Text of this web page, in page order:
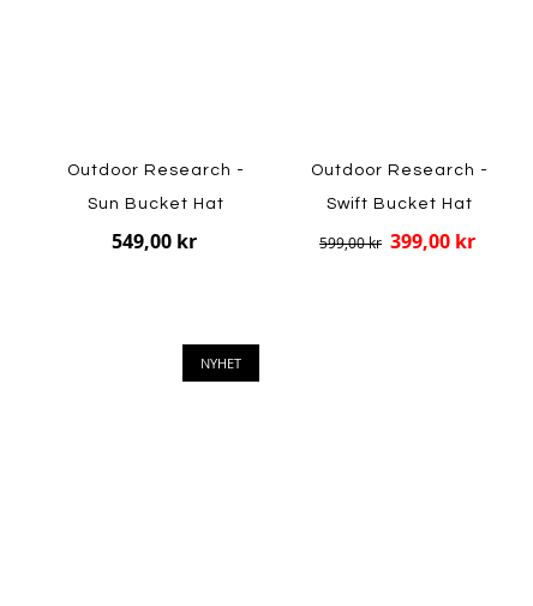
Outdoor Research -
Sun Bucket Hat
549,00 kr
Outdoor Research -
Swift Bucket Hat
599,00 kr 399,00 kr
NYHET